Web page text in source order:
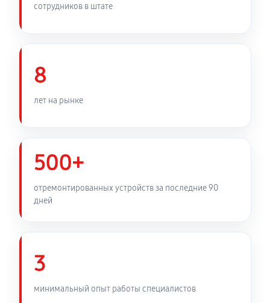
сотрудников в штате
8
лет на рынке
500+
отремонтированных устройств за последние 90
дней
3
минимальный опыт работы специалистов